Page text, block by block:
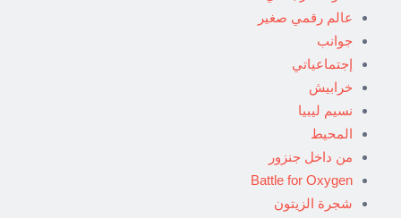
عالم رقمي صغير
جوانب
إجتماعياتي
خرابيش
نسيم ليبيا
المحيط
من داخل جنزور
Battle for Oxygen
شجرة الزيتون